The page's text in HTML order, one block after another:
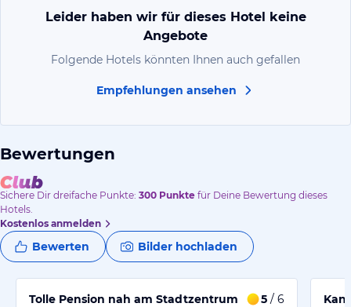
Leider haben wir für dieses Hotel keine
Angebote
Folgende Hotels könnten Ihnen auch gefallen
Empfehlungen ansehen
Bewertungen
Sichere Dir dreifache Punkte: 300 Punkte für Deine Bewertung dieses
Hotels.
Kostenlos anmelden
Bewerten Bilder hochladen
Tolle Pension nah am Stadtzentrum 5 / 6